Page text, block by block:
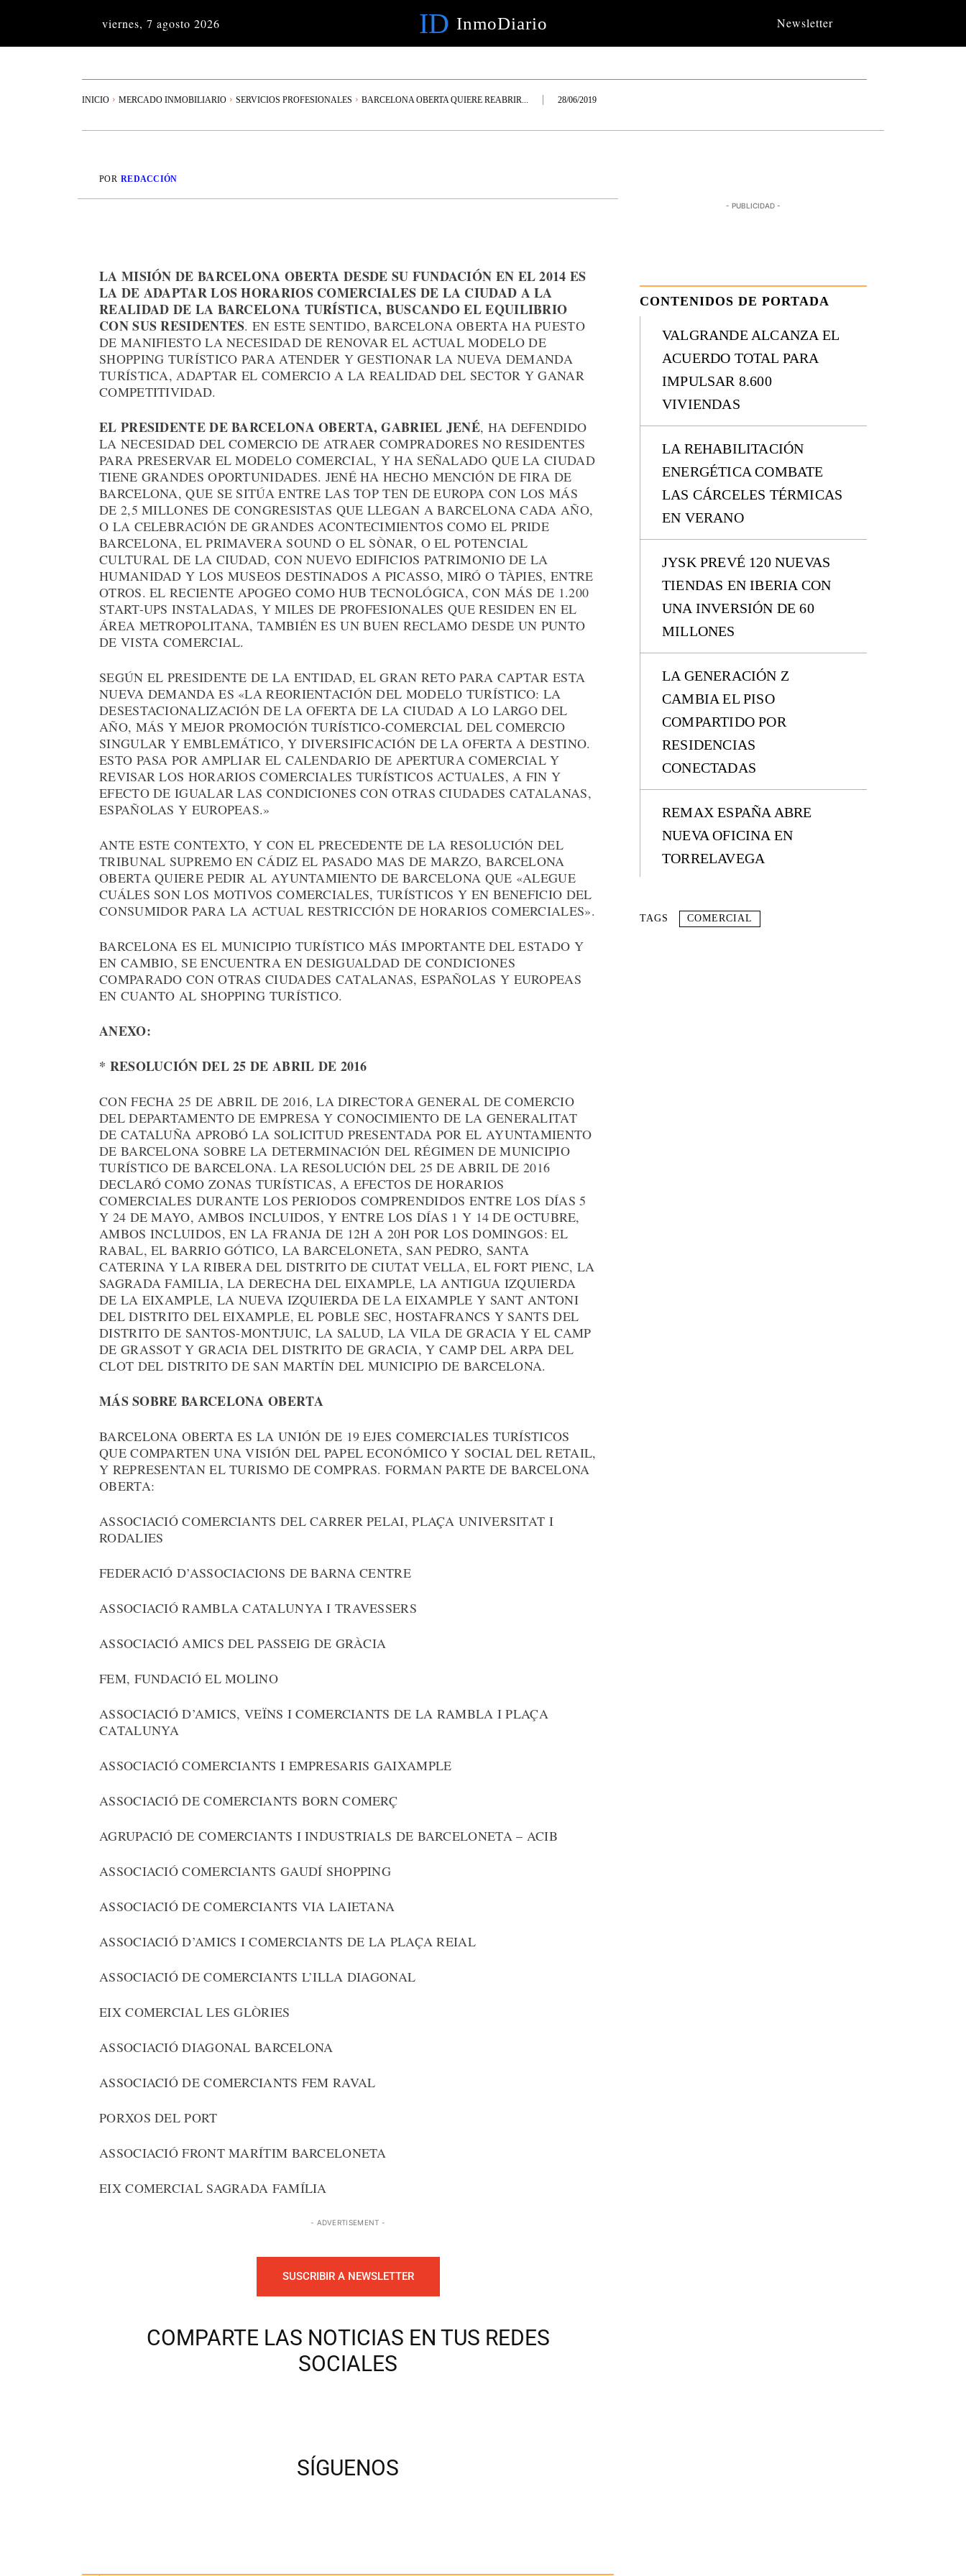
viernes, 7 agosto 2026 ID InmoDiario Newsletter
INICIO MERCADO INMOBILIARIO SERVICIOS PROFESIONALES BARCELONA OBERTA QUIERE REABRIR... 28/06/2019
POR REDACCIÓN
LA MISIÓN DE BARCELONA OBERTA DESDE SU FUNDACIÓN EN EL 2014 ES
LA DE ADAPTAR LOS HORARIOS COMERCIALES DE LA CIUDAD A LA
REALIDAD DE LA BARCELONA TURÍSTICA, BUSCANDO EL EQUILIBRIO
CON SUS RESIDENTES. EN ESTE SENTIDO, BARCELONA OBERTA HA PUESTO
DE MANIFIESTO LA NECESIDAD DE RENOVAR EL ACTUAL MODELO DE
SHOPPING TURÍSTICO PARA ATENDER Y GESTIONAR LA NUEVA DEMANDA
TURÍSTICA, ADAPTAR EL COMERCIO A LA REALIDAD DEL SECTOR Y GANAR
COMPETITIVIDAD.
EL PRESIDENTE DE BARCELONA OBERTA, GABRIEL JENÉ, HA DEFENDIDO
LA NECESIDAD DEL COMERCIO DE ATRAER COMPRADORES NO RESIDENTES
PARA PRESERVAR EL MODELO COMERCIAL, Y HA SEÑALADO QUE LA CIUDAD
TIENE GRANDES OPORTUNIDADES. JENÉ HA HECHO MENCIÓN DE FIRA DE
BARCELONA, QUE SE SITÚA ENTRE LAS TOP TEN DE EUROPA CON LOS MÁS
DE 2,5 MILLONES DE CONGRESISTAS QUE LLEGAN A BARCELONA CADA AÑO,
O LA CELEBRACIÓN DE GRANDES ACONTECIMIENTOS COMO EL PRIDE
BARCELONA, EL PRIMAVERA SOUND O EL SÒNAR, O EL POTENCIAL
CULTURAL DE LA CIUDAD, CON NUEVO EDIFICIOS PATRIMONIO DE LA
HUMANIDAD Y LOS MUSEOS DESTINADOS A PICASSO, MIRÓ O TÀPIES, ENTRE
OTROS. EL RECIENTE APOGEO COMO HUB TECNOLÓGICA, CON MÁS DE 1.200
START-UPS INSTALADAS, Y MILES DE PROFESIONALES QUE RESIDEN EN EL
ÁREA METROPOLITANA, TAMBIÉN ES UN BUEN RECLAMO DESDE UN PUNTO
DE VISTA COMERCIAL.
SEGÚN EL PRESIDENTE DE LA ENTIDAD, EL GRAN RETO PARA CAPTAR ESTA
NUEVA DEMANDA ES «LA REORIENTACIÓN DEL MODELO TURÍSTICO: LA
DESESTACIONALIZACIÓN DE LA OFERTA DE LA CIUDAD A LO LARGO DEL
AÑO, MÁS Y MEJOR PROMOCIÓN TURÍSTICO-COMERCIAL DEL COMERCIO
SINGULAR Y EMBLEMÁTICO, Y DIVERSIFICACIÓN DE LA OFERTA A DESTINO.
ESTO PASA POR AMPLIAR EL CALENDARIO DE APERTURA COMERCIAL Y
REVISAR LOS HORARIOS COMERCIALES TURÍSTICOS ACTUALES, A FIN Y
EFECTO DE IGUALAR LAS CONDICIONES CON OTRAS CIUDADES CATALANAS,
ESPAÑOLAS Y EUROPEAS.»
ANTE ESTE CONTEXTO, Y CON EL PRECEDENTE DE LA RESOLUCIÓN DEL
TRIBUNAL SUPREMO EN CÁDIZ EL PASADO MAS DE MARZO, BARCELONA
OBERTA QUIERE PEDIR AL AYUNTAMIENTO DE BARCELONA QUE «ALEGUE
CUÁLES SON LOS MOTIVOS COMERCIALES, TURÍSTICOS Y EN BENEFICIO DEL
CONSUMIDOR PARA LA ACTUAL RESTRICCIÓN DE HORARIOS COMERCIALES».
BARCELONA ES EL MUNICIPIO TURÍSTICO MÁS IMPORTANTE DEL ESTADO Y
EN CAMBIO, SE ENCUENTRA EN DESIGUALDAD DE CONDICIONES
COMPARADO CON OTRAS CIUDADES CATALANAS, ESPAÑOLAS Y EUROPEAS
EN CUANTO AL SHOPPING TURÍSTICO.
ANEXO:
* RESOLUCIÓN DEL 25 DE ABRIL DE 2016
CON FECHA 25 DE ABRIL DE 2016, LA DIRECTORA GENERAL DE COMERCIO
DEL DEPARTAMENTO DE EMPRESA Y CONOCIMIENTO DE LA GENERALITAT
DE CATALUÑA APROBÓ LA SOLICITUD PRESENTADA POR EL AYUNTAMIENTO
DE BARCELONA SOBRE LA DETERMINACIÓN DEL RÉGIMEN DE MUNICIPIO
TURÍSTICO DE BARCELONA. LA RESOLUCIÓN DEL 25 DE ABRIL DE 2016
DECLARÓ COMO ZONAS TURÍSTICAS, A EFECTOS DE HORARIOS
COMERCIALES DURANTE LOS PERIODOS COMPRENDIDOS ENTRE LOS DÍAS 5
Y 24 DE MAYO, AMBOS INCLUIDOS, Y ENTRE LOS DÍAS 1 Y 14 DE OCTUBRE,
AMBOS INCLUIDOS, EN LA FRANJA DE 12H A 20H POR LOS DOMINGOS: EL
RABAL, EL BARRIO GÓTICO, LA BARCELONETA, SAN PEDRO, SANTA
CATERINA Y LA RIBERA DEL DISTRITO DE CIUTAT VELLA, EL FORT PIENC, LA
SAGRADA FAMILIA, LA DERECHA DEL EIXAMPLE, LA ANTIGUA IZQUIERDA
DE LA EIXAMPLE, LA NUEVA IZQUIERDA DE LA EIXAMPLE Y SANT ANTONI
DEL DISTRITO DEL EIXAMPLE, EL POBLE SEC, HOSTAFRANCS Y SANTS DEL
DISTRITO DE SANTOS-MONTJUIC, LA SALUD, LA VILA DE GRACIA Y EL CAMP
DE GRASSOT Y GRACIA DEL DISTRITO DE GRACIA, Y CAMP DEL ARPA DEL
CLOT DEL DISTRITO DE SAN MARTÍN DEL MUNICIPIO DE BARCELONA.
MÁS SOBRE BARCELONA OBERTA
BARCELONA OBERTA ES LA UNIÓN DE 19 EJES COMERCIALES TURÍSTICOS
QUE COMPARTEN UNA VISIÓN DEL PAPEL ECONÓMICO Y SOCIAL DEL RETAIL,
Y REPRESENTAN EL TURISMO DE COMPRAS. FORMAN PARTE DE BARCELONA
OBERTA:
ASSOCIACIÓ COMERCIANTS DEL CARRER PELAI, PLAÇA UNIVERSITAT I
RODALIES
FEDERACIÓ D’ASSOCIACIONS DE BARNA CENTRE
ASSOCIACIÓ RAMBLA CATALUNYA I TRAVESSERS
ASSOCIACIÓ AMICS DEL PASSEIG DE GRÀCIA
FEM, FUNDACIÓ EL MOLINO
ASSOCIACIÓ D’AMICS, VEÏNS I COMERCIANTS DE LA RAMBLA I PLAÇA
CATALUNYA
ASSOCIACIÓ COMERCIANTS I EMPRESARIS GAIXAMPLE
ASSOCIACIÓ DE COMERCIANTS BORN COMERÇ
AGRUPACIÓ DE COMERCIANTS I INDUSTRIALS DE BARCELONETA – ACIB
ASSOCIACIÓ COMERCIANTS GAUDÍ SHOPPING
ASSOCIACIÓ DE COMERCIANTS VIA LAIETANA
ASSOCIACIÓ D’AMICS I COMERCIANTS DE LA PLAÇA REIAL
ASSOCIACIÓ DE COMERCIANTS L’ILLA DIAGONAL
EIX COMERCIAL LES GLÒRIES
ASSOCIACIÓ DIAGONAL BARCELONA
ASSOCIACIÓ DE COMERCIANTS FEM RAVAL
PORXOS DEL PORT
ASSOCIACIÓ FRONT MARÍTIM BARCELONETA
EIX COMERCIAL SAGRADA FAMÍLIA
- ADVERTISEMENT -
SUSCRIBIR A NEWSLETTER
COMPARTE LAS NOTICIAS EN TUS REDES
SOCIALES
SÍGUENOS
- PUBLICIDAD -
CONTENIDOS DE PORTADA
VALGRANDE ALCANZA EL
ACUERDO TOTAL PARA
IMPULSAR 8.600
VIVIENDAS
LA REHABILITACIÓN
ENERGÉTICA COMBATE
LAS CÁRCELES TÉRMICAS
EN VERANO
JYSK PREVÉ 120 NUEVAS
TIENDAS EN IBERIA CON
UNA INVERSIÓN DE 60
MILLONES
LA GENERACIÓN Z
CAMBIA EL PISO
COMPARTIDO POR
RESIDENCIAS
CONECTADAS
REMAX ESPAÑA ABRE
NUEVA OFICINA EN
TORRELAVEGA
TAGS COMERCIAL